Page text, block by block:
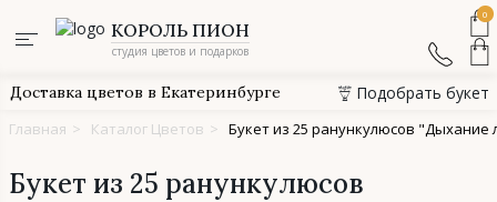
КОРОЛЬ ПИОН
студия цветов и подарков
0
Доставка цветов в Екатеринбурге Подобрать букет
Главная > Каталог Цветов > Букет из 25 ранункулюсов "Дыхание
Букет из 25 ранункулюсов